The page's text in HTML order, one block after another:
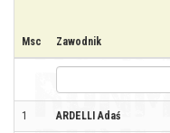
Msc Zawodnik
1 ARDELLI Adaś